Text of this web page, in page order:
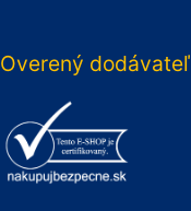
Overený dodávateľ